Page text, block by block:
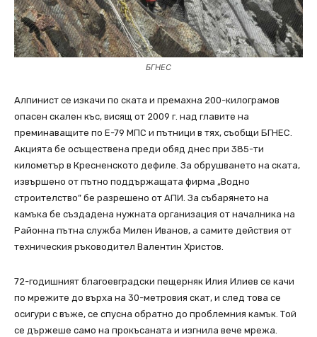
БГНЕС
Алпинист се изкачи по ската и премахна 200-килограмов
опасен скален къс, висящ от 2009 г. над главите на
преминаващите по Е-79 МПС и пътници в тях, съобщи БГНЕС.
Акцията бе осъществена преди обяд днес при 385-ти
километър в Кресненското дефиле. За обрушването на ската,
извършено от пътно поддържащата фирма „Водно
строителство” бе разрешено от АПИ. За събарянето на
камъка бе създадена нужната организация от началника на
Районна пътна служба Милен Иванов, а самите действия от
техническия ръководител Валентин Христов.
72-годишният благоевградски пещерняк Илия Илиев се качи
по мрежите до върха на 30-метровия скат, и след това се
осигури с въже, се спусна обратно до проблемния камък. Той
се държеше само на прокъсаната и изгнила вече мрежа.